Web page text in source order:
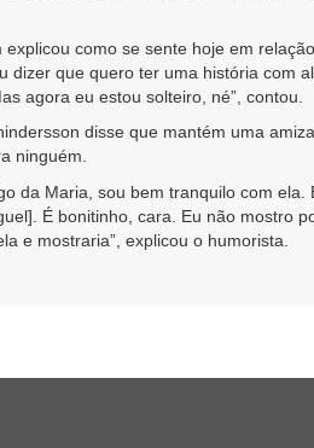
como se sente hoje em
dizer que quero ter uma história com
agora eu estou solteiro, né”, contou.
disse que mantém uma
ninguém.
da Maria, sou bem tranquilo com
É bonitinho, cara. Eu não mostro
e mostraria”, explicou o humorista.